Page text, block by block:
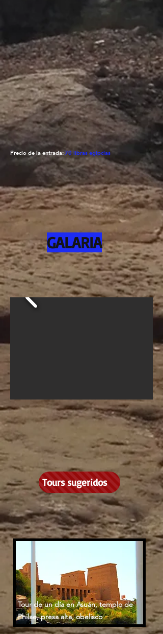
Precio de la entrada:70 libras egipcias
GALARIA
Tours sugeridos
Tour de un día en Asuán, templo de
Philae, presa alta, obelisco